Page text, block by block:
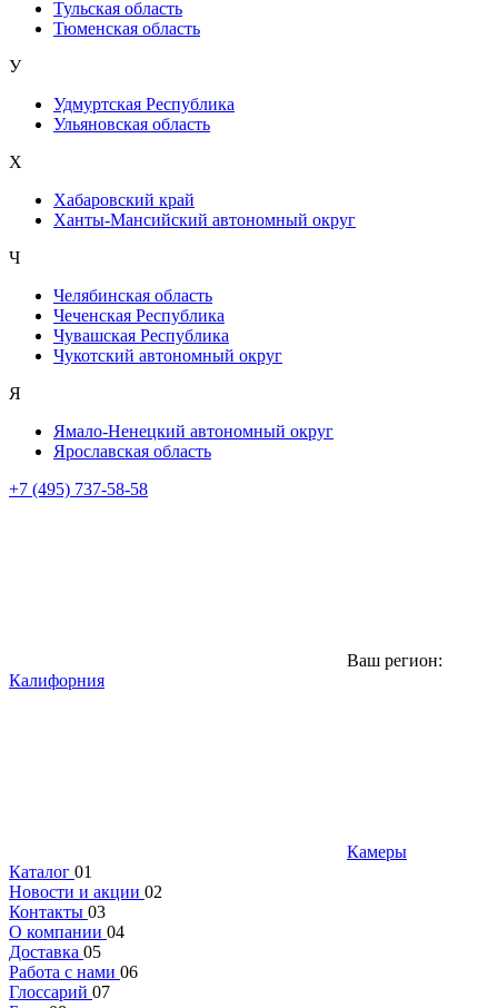
Тульская область
Тюменская область
У
Удмуртская Республика
Ульяновская область
Х
Хабаровский край
Ханты-Мансийский автономный округ
Ч
Челябинская область
Чеченская Республика
Чувашская Республика
Чукотский автономный округ
Я
Ямало-Ненецкий автономный округ
Ярославская область
+7 (495) 737-58-58
Ваш регион:
Калифорния
Камеры
Каталог 01
Новости и акции 02
Контакты 03
О компании 04
Доставка 05
Работа с нами 06
Глоссарий 07